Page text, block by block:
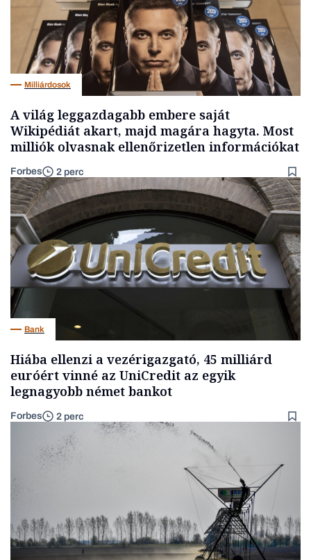
Milliárdosok
A világ leggazdagabb embere saját
Wikipédiát akart, majd magára hagyta. Most
milliók olvasnak ellenőrizetlen információkat
Forbes 2 perc
Bank
Hiába ellenzi a vezérigazgató, 45 milliárd
euróért vinné az UniCredit az egyik
legnagyobb német bankot
Forbes 2 perc